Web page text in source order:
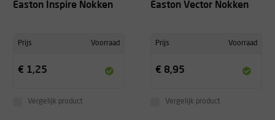
Easton Inspire Nokken
Prijs Voorraad
€ 1,25
Vergelijk product
Easton Vector Nokken
Prijs Voorraad
€ 8,95
Vergelijk product